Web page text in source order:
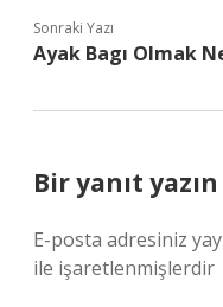
Sonraki Yazı
Ayak Bagı Olmak
Bir yanıt yazın
E-posta adresiniz
ile işaretlenmişlerdir